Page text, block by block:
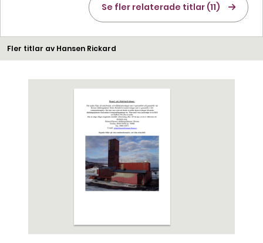
Se fler relaterade titlar (11)
Fler titlar av Hansen Rickard